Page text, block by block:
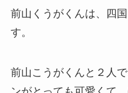
前山くうがくんは、四
す。
前山こうがくんと２人